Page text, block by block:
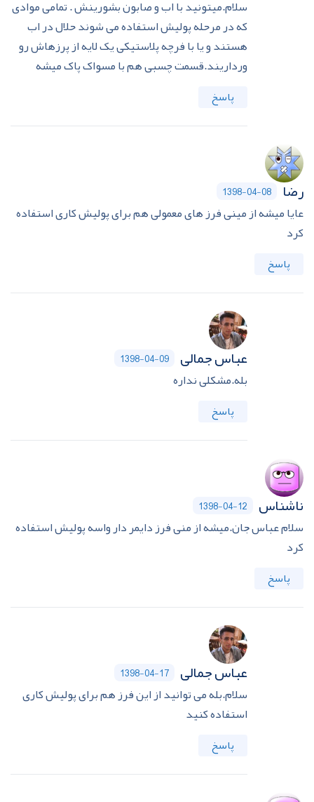
سلام.میتونید با اب و صابون بشورینش . تمامی موادی
که در مرحله پولیش استفاده می شوند حلال در اب
هستند و یا با فرچه پلاستیکی یک لایه از پرزهاش رو
ورداریند.قسمت چسبی هم با مسواک پاک میشه
پاسخ
رضا 1398-04-08
عایا میشه از مینی فرز های معمولی هم برای پولیش کاری استفاده
کرد
پاسخ
عباس جمالی 1398-04-09
بله.مشکلی نداره
پاسخ
ناشناس 1398-04-12
سلام عباس جان.میشه از منی فرز دایمر دار واسه پولیش استفاده
کرد
پاسخ
عباس جمالی 1398-04-17
سلام.بله می توانید از این فرز هم برای پولیش کاری
استفاده کنید
پاسخ